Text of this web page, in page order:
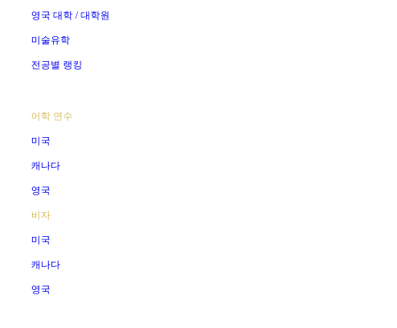
영국 대학 / 대학원
미술유학
전공별 랭킹
어학 연수
미국
캐나다
영국
비자
미국
캐나다
영국